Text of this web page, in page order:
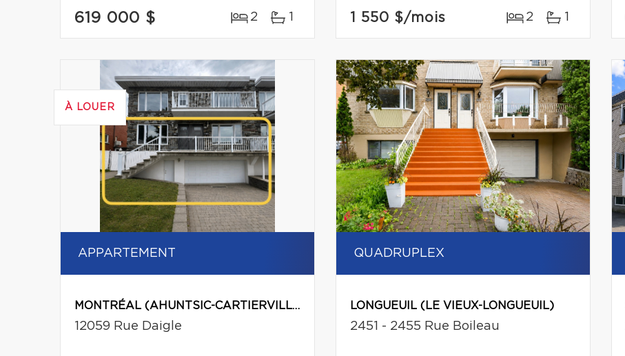
619 000 $ 2 1 1 550 $/mois 2 1
À LOUER
APPARTEMENT
MONTRÉAL (AHUNTSIC-CARTIERVILLE)
12059 Rue Daigle
QUADRUPLEX
LONGUEUIL (LE VIEUX-LONGUEUIL)
2451 - 2455 Rue Boileau